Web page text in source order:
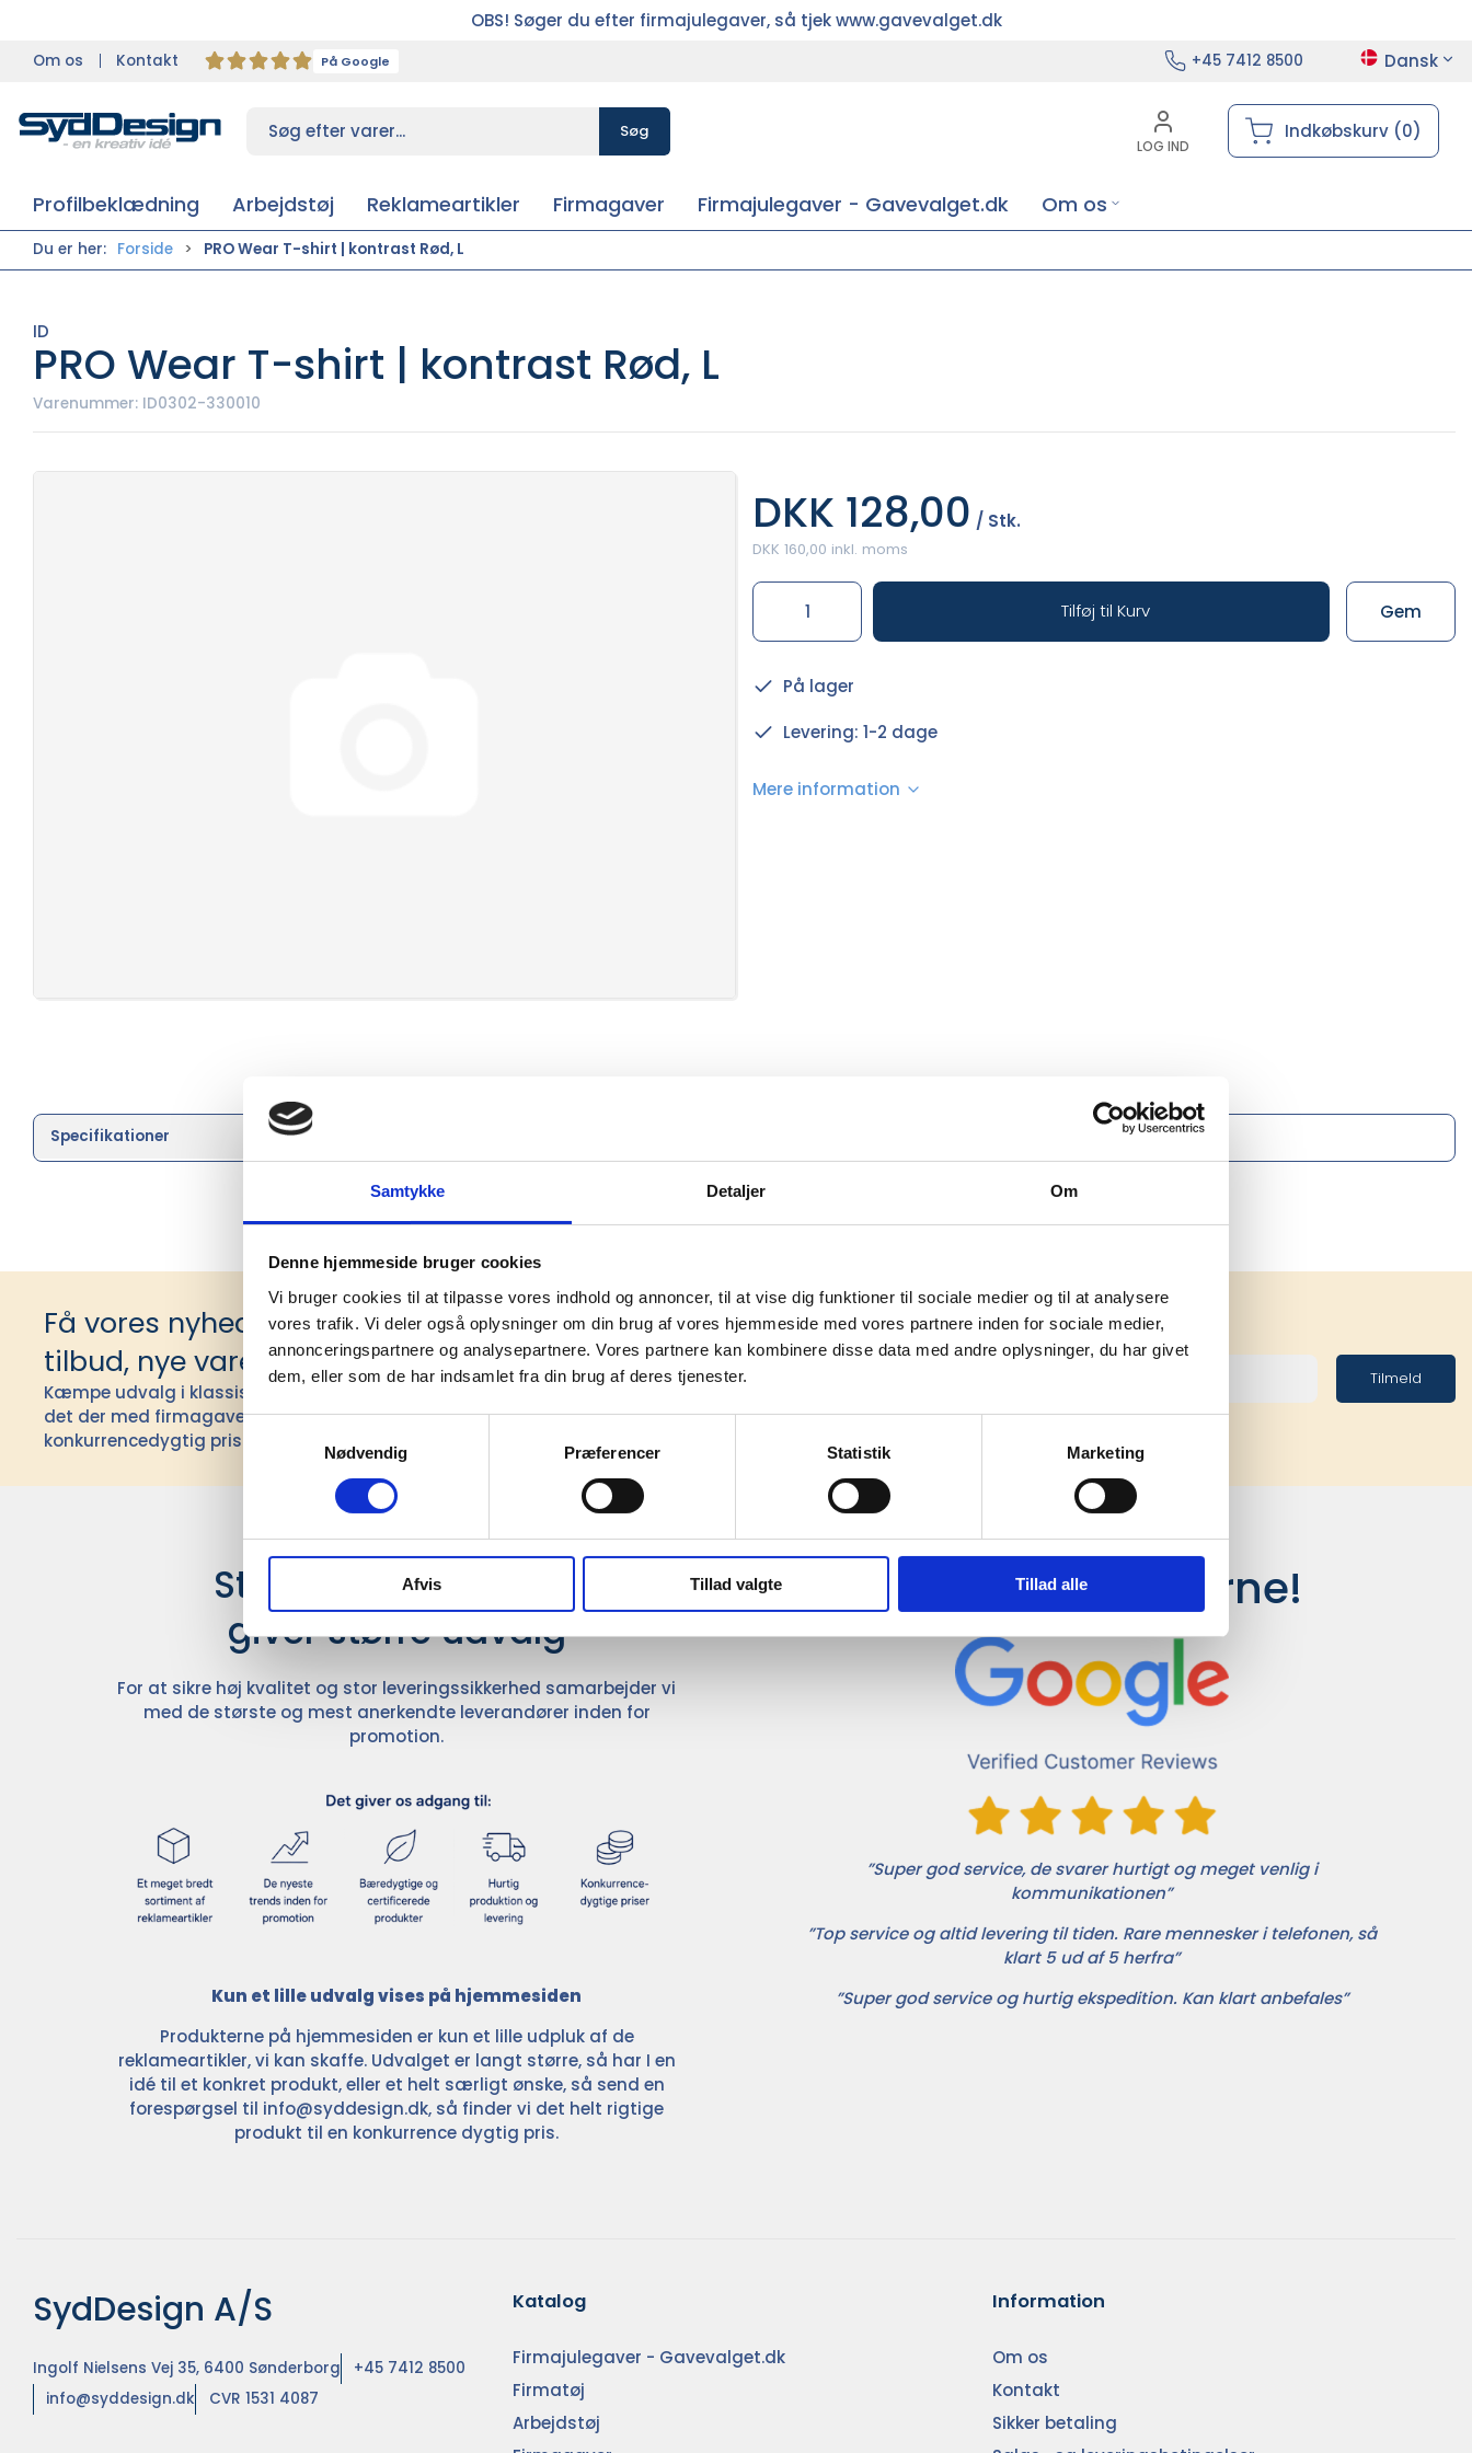
Samtykke Detaljer Om
Denne hjemmeside bruger cookies
Vi bruger cookies til at tilpasse vores indhold og annoncer, til at vise dig funktioner til sociale medier og til at analysere
vores trafik. Vi deler også oplysninger om din brug af vores hjemmeside med vores partnere inden for sociale medier,
annonceringspartnere og analysepartnere. Vores partnere kan kombinere disse data med andre oplysninger, du har givet
dem, eller som de har indsamlet fra din brug af deres tjenester.
Samtykkevalg
Nødvendig
Præferencer Statistik Marketing
Afvis Tillad valgte Tillad alle
OBS! Søger du efter firmajulegaver, så tjek www.gavevalget.dk
Om os Kontakt På Google +45 7412 8500 Dansk
Søg
LOG IND
Indkøbskurv (0)
Profilbeklædning Arbejdstøj Reklameartikler Firmagaver Firmajulegaver - Gavevalget.dk Om os
Du er her: Forside PRO Wear T-shirt | kontrast Rød, L
ID
PRO Wear T-shirt | kontrast Rød, L
Varenummer: ID0302-330010
DKK 128,00 / Stk.
DKK 160,00 inkl. moms
Tilføj til Kurv Gem
På lager
Levering: 1-2 dage
Mere information
Specifikationer
Få vores nyhedsbrev med information om
tilbud, nye varer og andet godt
Kæmpe udvalg i klassiske og nyskabende gaveidéer til din virksomhed. Vi kan
det der med firmagaver, og har ydet god personlig service til en
konkurrencedygtig pris siden 1991.
Tilmeld
Stærke leverandører
giver større udvalg
For at sikre høj kvalitet og stor leveringssikkerhed samarbejder vi
med de største og mest anerkendte leverandører inden for
promotion.
Kun et lille udvalg vises på hjemmesiden
Produkterne på hjemmesiden er kun et lille udpluk af de
reklameartikler, vi kan skaffe. Udvalget er langt større, så har I en
idé til et konkret produkt, eller et helt særligt ønske, så send en
forespørgsel til info@syddesign.dk, så finder vi det helt rigtige
produkt til en konkurrence dygtig pris.
Det siger kunderne!
”Super god service, de svarer hurtigt og meget venlig i
kommunikationen”
”Top service og altid levering til tiden. Rare mennesker i telefonen, så
klart 5 ud af 5 herfra”
”Super god service og hurtig ekspedition. Kan klart anbefales”
SydDesign A/S
Ingolf Nielsens Vej 35, 6400 Sønderborg
+45 7412 8500
info@syddesign.dk
CVR 1531 4087
Katalog
Firmajulegaver - Gavevalget.dk
Firmatøj
Arbejdstøj
Information
Om os
Kontakt
Sikker betaling